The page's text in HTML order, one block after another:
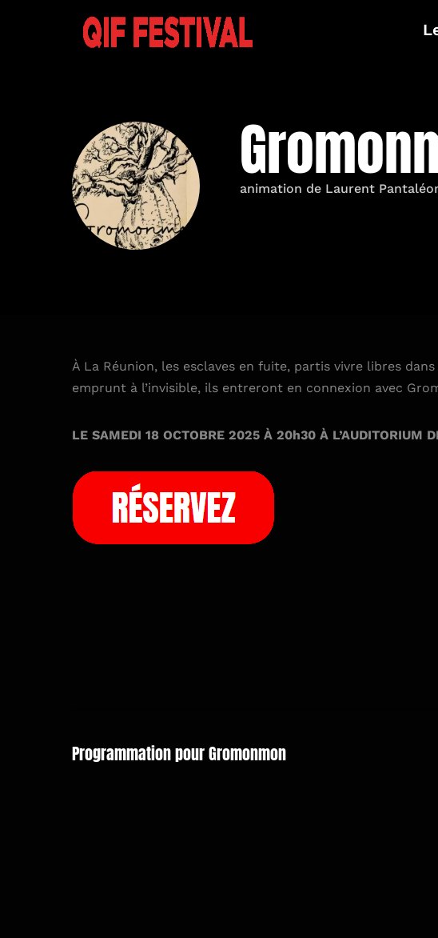
animation de Laurent
À La Réunion, les esclaves en fuite, partis vivre libres
emprunt à l’invisible, ils entreront en connexion avec
LE SAMEDI 18 OCTOBRE 2025 À 20h30 À
Programmation pour Gromonmon